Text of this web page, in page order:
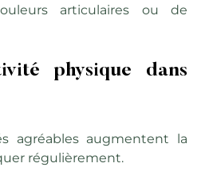
articulaires ou de
physique dans
agréables augmentent la
régulièrement.